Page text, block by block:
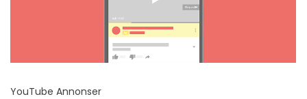
YouTube Annonser